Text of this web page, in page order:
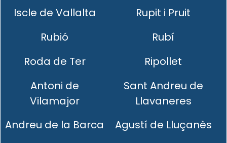
Iscle de Vallalta
Rupit i Pruit
Rubió
Rubí
Roda de Ter
Ripollet
Antoni de
Vilamajor
Sant Andreu de
Llavaneres
Andreu de la Barca
Agustí de Lluçanès